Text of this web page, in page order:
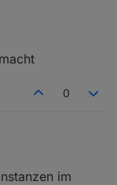
mit alive
Dann ergänze die
0
im